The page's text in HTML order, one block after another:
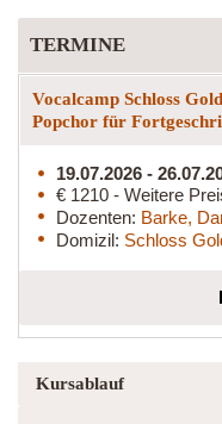
TERMINE
Vocalcamp Schloss
Popchor für
19.07.2026 -
€ 1210 - Weitere
Dozenten: Barke,
Domizil: Schloss
Kursablauf